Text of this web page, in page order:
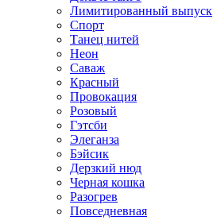
Лимитированный выпуск
Спорт
Танец нитей
Неон
Саваж
Красный
Провокация
Розовый
Гэтсби
Элеганза
Бэйсик
Дерзкий нюд
Черная кошка
Разогрев
Повседневная